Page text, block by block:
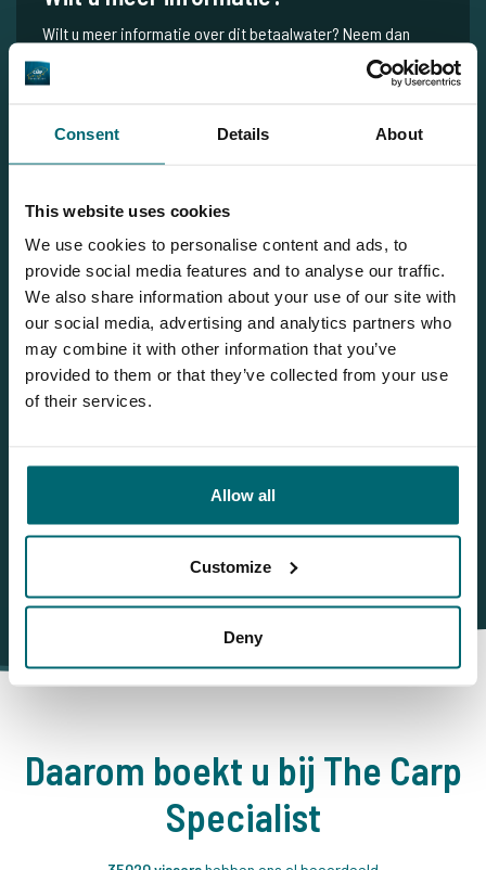
Consent Details About
This website uses cookies
We use cookies to personalise content and ads, to
provide social media features and to analyse our traffic.
We also share information about your use of our site with
our social media, advertising and analytics partners who
may combine it with other information that you’ve
provided to them or that they’ve collected from your use
of their services.
Allow all
Customize
Deny
Wilt u meer informatie over dit betaalwater? Neem dan
gerust contact met ons op
info@thecarpspecialist.nl
Gerelateerde blogs
VIDEO TIME: Bekijk Livardière & Lac du Prince vanuit de lucht!
Interessante BTW Revealed van Thimon Dokter over Lac du
The Carpy Cast - 29-11-2023 - € 750,- voor Prince Lake!
Karperuitzettingen en vooral VEEL REGEN!
Daarom boekt u bij The Carp
Specialist